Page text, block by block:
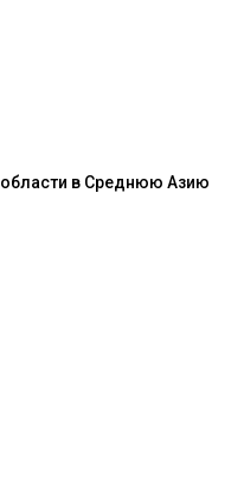
в Среднюю Азию